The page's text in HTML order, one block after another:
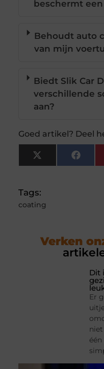
beschermt
Behoudt auto
van mijn
Biedt Slik Car
verschillende
aan?
Goed artikel? Deel
X
(Twitter)
Tags:
coating
Verken
Dit
Er